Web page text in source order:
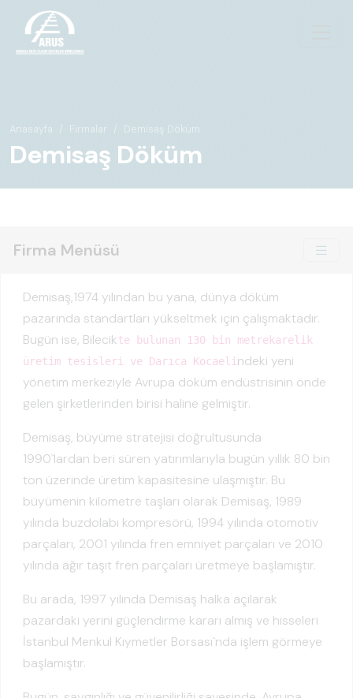
Anasayfa Firmalar Demisaş Döküm
Demisaş Döküm
Firma Menüsü
Demisaş,1974 yılından bu yana, dünya döküm
pazarında standartları yükseltmek için çalışmaktadır.
Bugün ise, Bilecikte bulunan 130 bin metrekarelik
üretim tesisleri ve Darıca Kocaeli ndeki yeni
yönetim merkeziyle Avrupa döküm endüstrisinin önde
gelen şirketlerinden birisi haline gelmiştir.
Demisaş, büyüme stratejisi doğrultusunda
1990`lardan beri süren yatırımlarıyla bugün yıllık 80 bin
ton üzerinde üretim kapasitesine ulaşmıştır. Bu
büyümenin kilometre taşları olarak Demisaş, 1989
yılında buzdolabı kompresörü, 1994 yılında otomotiv
parçaları, 2001 yılında fren emniyet parçaları ve 2010
yılında ağır taşıt fren parçaları üretmeye başlamıştır.
Bu arada, 1997 yılında Demisaş halka açılarak
pazardaki yerini güçlendirme kararı almış ve hisseleri
İstanbul Menkul Kıymetler Borsası`nda işlem görmeye
başlamıştır.